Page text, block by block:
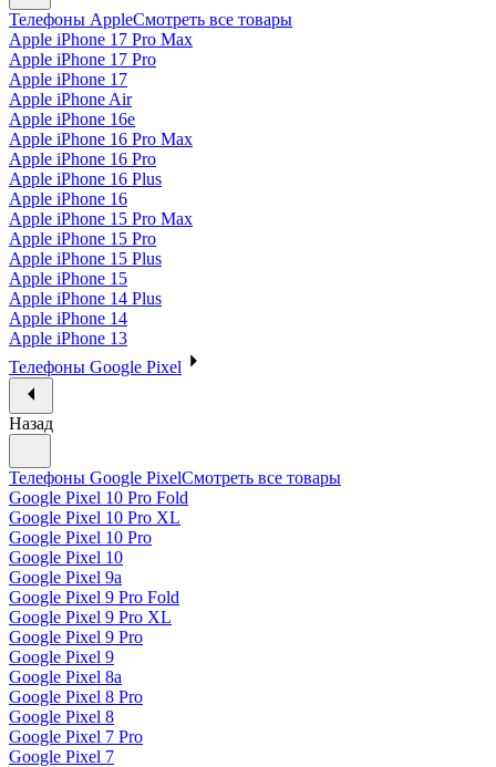
Телефоны AppleСмотреть все товары
Apple iPhone 17 Pro Max
Apple iPhone 17 Pro
Apple iPhone 17
Apple iPhone Air
Apple iPhone 16e
Apple iPhone 16 Pro Max
Apple iPhone 16 Pro
Apple iPhone 16 Plus
Apple iPhone 16
Apple iPhone 15 Pro Max
Apple iPhone 15 Pro
Apple iPhone 15 Plus
Apple iPhone 15
Apple iPhone 14 Plus
Apple iPhone 14
Apple iPhone 13
Телефоны Google Pixel
Назад
Телефоны Google PixelСмотреть все товары
Google Pixel 10 Pro Fold
Google Pixel 10 Pro XL
Google Pixel 10 Pro
Google Pixel 10
Google Pixel 9a
Google Pixel 9 Pro Fold
Google Pixel 9 Pro XL
Google Pixel 9 Pro
Google Pixel 9
Google Pixel 8a
Google Pixel 8 Pro
Google Pixel 8
Google Pixel 7 Pro
Google Pixel 7